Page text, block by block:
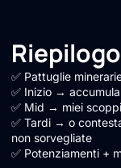
✅ Pattuglie
✅ Inizio →
✅ Mid → miei
✅ Tardi → o
non sorvegliate
✅ Potenziamenti +